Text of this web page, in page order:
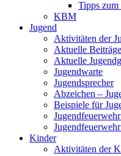
Tipps zum
KBM
Jugend
Aktivitäten der
Aktuelle Beiträge
Aktuelle
Jugendwarte
Jugendsprecher
Abzeichen –
Beispiele für
Kinder
Aktivitäten der